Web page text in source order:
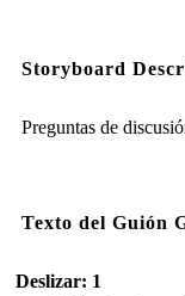
Storyboard
Preguntas de
Texto del Guión
Deslizar: 1